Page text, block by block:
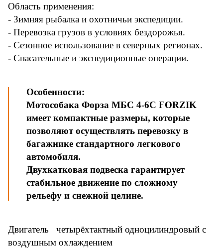
Область применения:
- Зимняя рыбалка и охотничьи экспедиции.
- Перевозка грузов в условиях бездорожья.
- Сезонное использование в северных регионах.
- Спасательные и экспедиционные операции.
Особенности:
Мотособака Форза МБС 4-6С FORZIK
имеет компактные размеры, которые
позволяют осуществлять перевозку в
багажнике стандартного легкового
автомобиля.
Двухкатковая подвеска гарантирует
стабильное движение по сложному
рельефу и снежной целине.
Двигатель четырёхтактный одноцилиндровый с
воздушным охлаждением